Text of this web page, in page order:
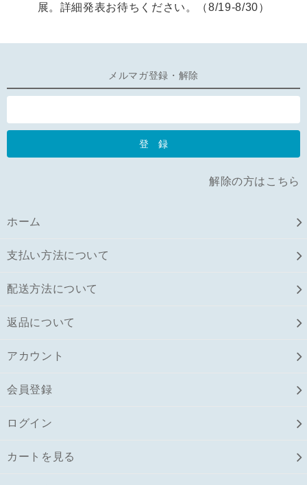
展。詳細発表お待ちください。（8/19-8/30）
メルマガ登録・解除
解除の方はこちら
ホーム
支払い方法について
配送方法について
返品について
アカウント
会員登録
ログイン
カートを見る